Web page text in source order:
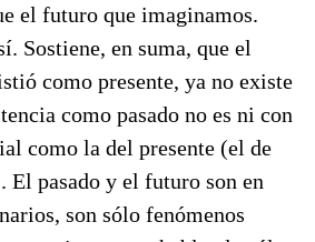
el futuro que imaginamos.
Sostiene, en suma, que el
como presente, ya no existe
como pasado no es ni con
como la del presente (el de
El pasado y el futuro son en
son sólo fenómenos